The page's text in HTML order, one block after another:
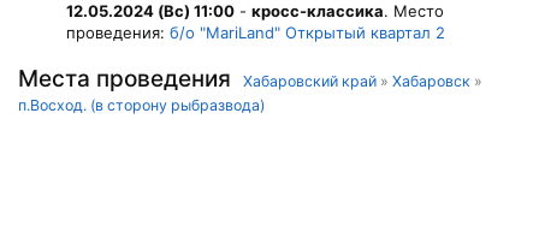
12.05.2024 (Вс) 11:00 - кросс-классика. Место
проведения: б/о "MariLand" Открытый квартал 2
Места проведения Хабаровский край » Хабаровск »
п.Восход. (в сторону рыбразвода)